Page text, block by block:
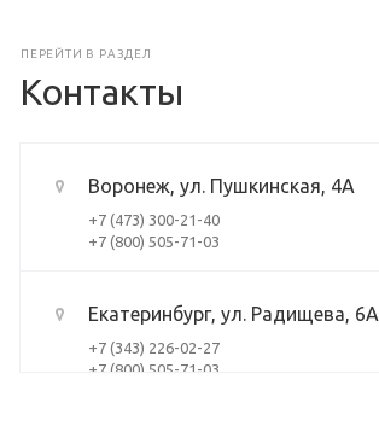
ПЕРЕЙТИ В РАЗДЕЛ
Контакты
Воронеж, ул. Пушкинская, 4А
+7 (473) 300-21-40
+7 (800) 505-71-03
Екатеринбург, ул. Радищева, 6А
+7 (343) 226-02-27
+7 (800) 505-71-03